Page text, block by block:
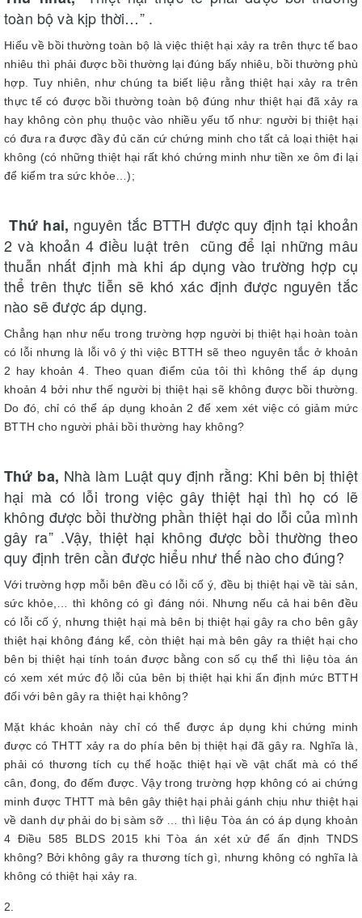
toàn bộ và kịp thời…” .
Hiểu về bồi thường toàn bộ là việc thiệt hại xảy ra trên thực tế bao
nhiêu thì phải được bồi thường lại đúng bấy nhiêu, bồi thường phù
hợp. Tuy nhiên, như chúng ta biết liệu rằng thiệt hại xảy ra trên
thực tế có được bồi thường toàn bộ đúng như thiệt hại đã xảy ra
hay không còn phụ thuộc vào nhiều yếu tố như: người bị thiệt hại
có đưa ra được đầy đủ căn cứ chứng minh cho tất cả loại thiệt hại
không (có những thiệt hại rất khó chứng minh như tiền xe ôm đi lại
để kiểm tra sức khỏe…);
Thứ hai, nguyên tắc BTTH được quy định tại khoản
2 và khoản 4 điều luật trên cũng để lại những mâu
thuẫn nhất định mà khi áp dụng vào trường hợp cụ
thể trên thực tiễn sẽ khó xác định được nguyên tắc
nào sẽ được áp dụng.
Chẳng hạn như nếu trong trường hợp người bị thiệt hại hoàn toàn
có lỗi nhưng là lỗi vô ý thì việc BTTH sẽ theo nguyên tắc ở khoản
2 hay khoản 4. Theo quan điểm của tôi thì không thể áp dụng
khoản 4 bởi như thế người bị thiệt hại sẽ không được bồi thường.
Do đó, chỉ có thể áp dụng khoản 2 để xem xét việc có giảm mức
BTTH cho người phải bồi thường hay không?
Thứ ba, Nhà làm Luật quy định rằng: Khi bên bị thiệt
hại mà có lỗi trong việc gây thiệt hại thì họ có lẽ
không được bồi thường phần thiệt hại do lỗi của mình
gây ra” .Vậy, thiệt hại không được bồi thường theo
quy định trên cần được hiểu như thế nào cho đúng?
Với trường hợp mỗi bên đều có lỗi cố ý, đều bị thiệt hại về tài sản,
sức khỏe,… thì không có gì đáng nói. Nhưng nếu cả hai bên đều
có lỗi cố ý, nhưng thiệt hại mà bên bị thiệt hại gây ra cho bên gây
thiệt hại không đáng kể, còn thiệt hại mà bên gây ra thiệt hại cho
bên bị thiệt hại tính toán được bằng con số cụ thể thì liệu tòa án
có xem xét mức độ lỗi của bên bị thiệt hại khi ấn định mức BTTH
đối với bên gây ra thiệt hại không?
Mặt khác khoản này chỉ có thể được áp dụng khi chứng minh
được có THTT xảy ra do phía bên bị thiệt hại đã gây ra. Nghĩa là,
phải có thương tích cụ thể hoặc thiệt hại về vật chất mà có thể
cân, đong, đo đếm được. Vậy trong trường hợp không có ai chứng
minh được THTT mà bên gây thiệt hại phải gánh chịu như thiệt hại
về danh dự phải do bị sàm sỡ … thì liệu Tòa án có áp dụng khoản
4 Điều 585 BLDS 2015 khi Tòa án xét xử để ấn định TNDS
không? Bởi không gây ra thương tích gì, nhưng không có nghĩa là
không có thiệt hại xảy ra.